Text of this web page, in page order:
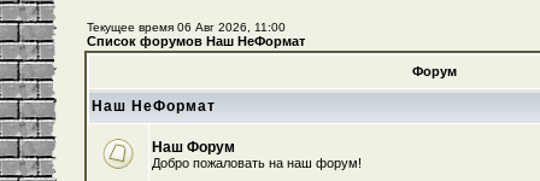
Текущее время 06 Авг 2026, 11:00
Список форумов Наш НеФормат
Форум
Наш НеФормат
Наш Форум
Добро пожаловать на наш форум!